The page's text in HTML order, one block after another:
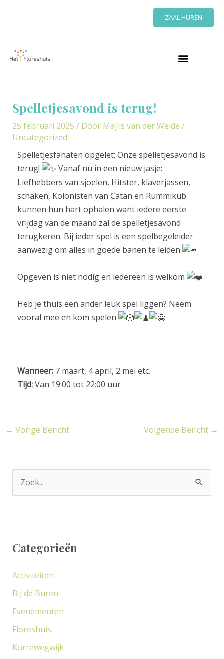
ZAAL HUREN
Spelletjesavond is terug!
25 februari 2025 / Door Majlis van der Weide /
Uncategorized
Spelletjesfanaten opgelet: Onze spelletjesavond is
terug!
Vanaf nu in een nieuw jasje:
Liefhebbers van sjoelen, Hitster, klaverjassen,
schaken, Kolonisten van Catan en Rummikub
kunnen hun hart ophalen want iedere eerste
vrijdag van de maand zal de spelletjesavond
terugkeren. Bij ieder spel is een spelbegeleider
aanwezig om alles in goede banen te leiden
Opgeven is niet nodig en iedereen is welkom
Heb je thuis een ander leuk spel liggen? Neem
vooral mee en kom spelen
Wanneer:7 maart, 4 april, 2 mei etc.
Tijd:Van 19:00 tot 22:00 uur
← Vorige Bericht Volgende Bericht →
n
a
r
:
Categorieën
Activiteiten
Bij de Buren
Evenementen
Floreshuis
Korrewegwijk